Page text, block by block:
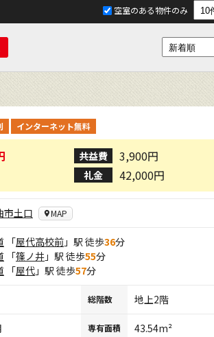
空室のある物件のみ
インターネット無料
共益費 3,900円
礼金 42,000円
市土口 MAP
「屋代高校前 」駅 徒歩36分
「篠ノ井 」駅 徒歩55分
「屋代 」駅 徒歩57分
総階数 地上2階
専有面積 43.54m²